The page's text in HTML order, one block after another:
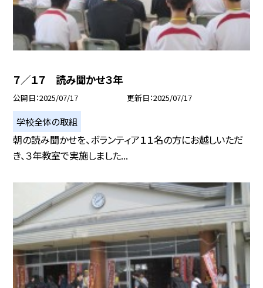
７／１７ 読み聞かせ３年
公開日 2025/07/17 更新日 2025/07/17
学校全体の取組
朝の読み聞かせを、ボランティア１１名の方にお越しいただ
き、３年教室で実施しました...